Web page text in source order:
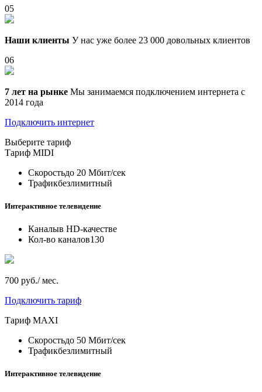
05
Наши клиенты У нас уже более 23 000 довольных клиентов
06
7 лет на рынке Мы занимаемся подключением интернета с
2014 года
Подключить интернет
Выберите тариф
Тариф MIDI
Скоростьдо 20 Мбит/сек
Трафикбезлимитный
Интерактивное телевидение
Каналыв HD-качестве
Кол-во каналов130
700 руб./ мес.
Подключить тариф
Тариф MAXI
Скоростьдо 50 Мбит/сек
Трафикбезлимитный
Интерактивное телевидение